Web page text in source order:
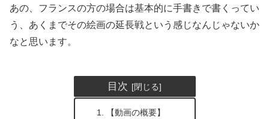
あの、フランスの方の場合は基本的に手書きで書くってい
う、あくまでその絵画の延長戦という感じなんじゃないか
なと思います。
目次
【動画の概要】